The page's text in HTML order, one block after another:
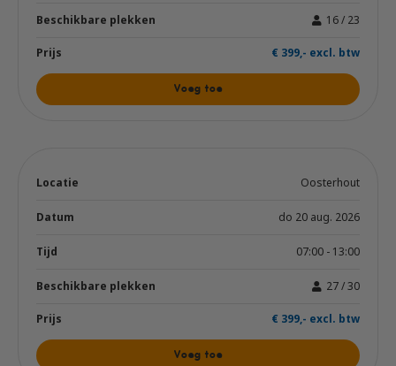
16 / 23
€ 399,- excl. btw
Voeg toe
Oosterhout
do 20 aug. 2026
07:00 - 13:00
27 / 30
€ 399,- excl. btw
Voeg toe